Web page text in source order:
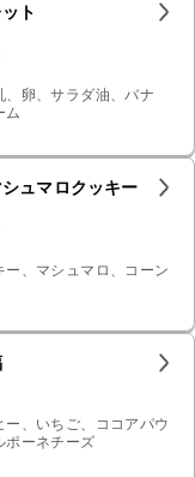
ト
卵、サラダ油、バナ
ム
ュマロクッキー
、マシュマロ、コーン
、いちご、ココアパウ
ポーネチーズ